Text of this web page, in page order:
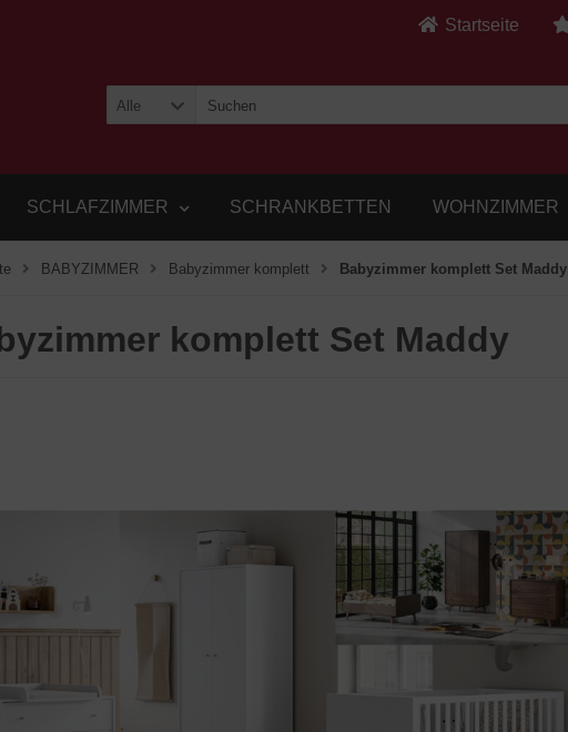
Startseite
Alle
SCHLAFZIMMER SCHRANKBETTEN WOHNZIMMER
BABYZIMMER Babyzimmer komplett Babyzimmer komplett Set Maddy
komplett Set Maddy